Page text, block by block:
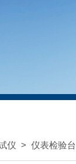
仪 > 仪表检验台